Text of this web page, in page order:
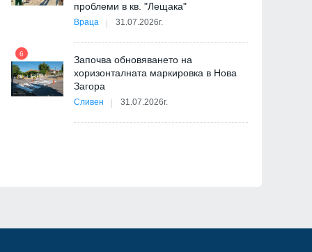
проблеми в кв. "Лещака"
Враца 31.07.2026г.
6
Започва обновяването на
хоризонталната маркировка в Нова
Загора
Сливен 31.07.2026г.